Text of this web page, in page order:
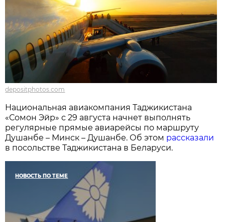
depositphotos.com
Национальная авиакомпания Таджикистана
«Сомон Эйр» с 29 августа начнет выполнять
регулярные прямые авиарейсы по маршруту
Душанбе – Минск – Душанбе. Об этом рассказали
в посольстве Таджикистана в Беларуси.
НОВОСТЬ ПО ТЕМЕ